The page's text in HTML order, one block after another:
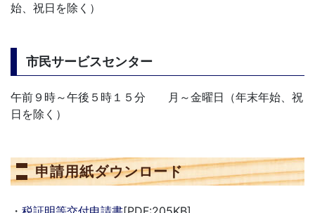
始、祝日を除く）
市民サービスセンター
午前９時～午後５時１５分 月～金曜日（年末年始、祝
日を除く）
申請用紙ダウンロード